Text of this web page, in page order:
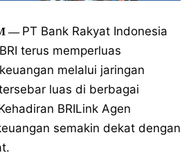
— PT Bank Rakyat Indonesia
terus memperluas
melalui jaringan
luas di berbagai
BRILink Agen
semakin dekat dengan